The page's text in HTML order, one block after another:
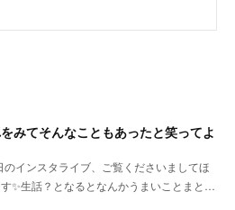
みてそんなこともあったと笑ってよ
のインスタライブ、ご覧くださいましてほ
✨生話？となるとなんかうまいことまと…